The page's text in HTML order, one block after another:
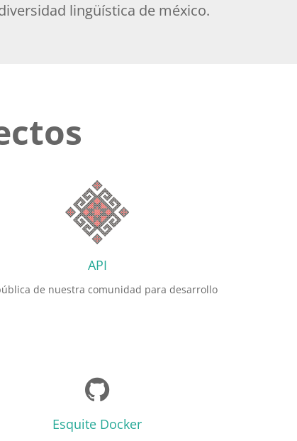
lingüística de méxico.
API
de nuestra comunidad para desarrollo
Esquite Docker